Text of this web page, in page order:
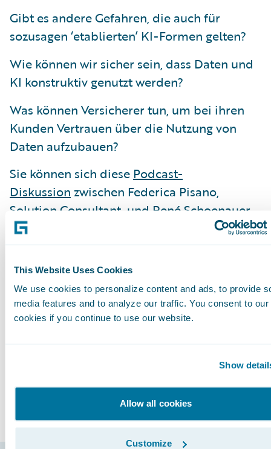
This Website Uses Cookies
We use cookies to personalize content and ads, to provide
media features and to analyze our traffic. You consent to our
cookies if you continue to use our website.
Show
Allow all cookies
Customize
Gibt es andere Gefahren, die auch für
sozusagen ‘etablierten’ KI-Formen gelten?
Wie können wir sicher sein, dass Daten und
KI konstruktiv genutzt werden?
Was können Versicherer tun, um bei ihren
Kunden Vertrauen über die Nutzung von
Daten aufzubauen?
Sie können sich diese Podcast-
Diskussion zwischen Federica Pisano,
Solution Consultant, und René Schoenauer,
Director, Product Marketing - EMEA,
(Dieser Podcast wurde im Herbst 2023
aufgenommen)
See More Articles
Subscribe to Our Blog